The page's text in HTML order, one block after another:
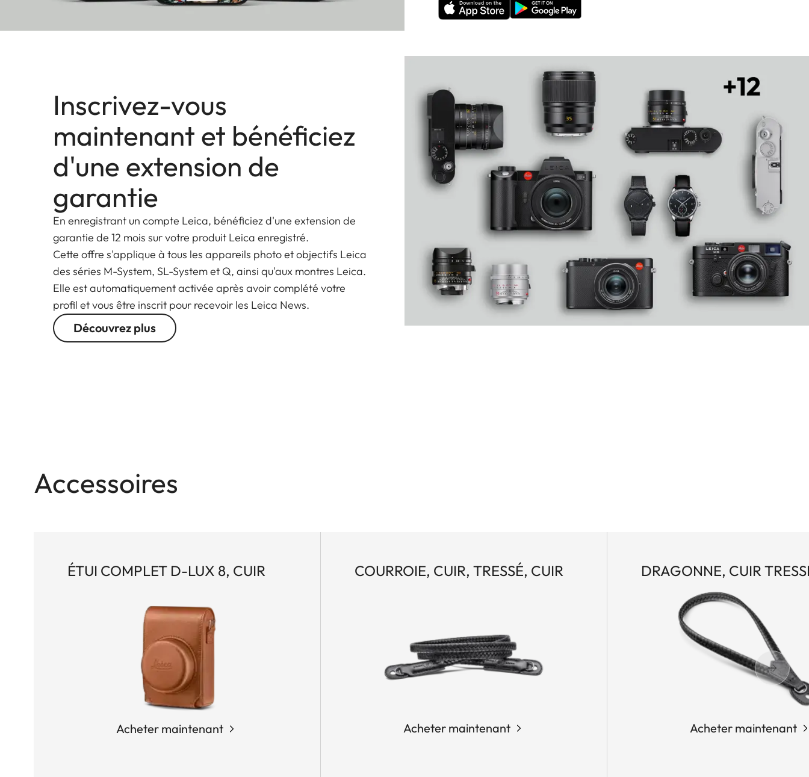
Inscrivez-vous
maintenant et bénéficiez
d'une extension de
garantie
En enregistrant un compte Leica, bénéficiez d'une extension de
garantie de 12 mois sur votre produit Leica enregistré.
Cette offre s'applique à tous les appareils photo et objectifs Leica
des séries M-System, SL-System et Q, ainsi qu'aux montres Leica.
Elle est automatiquement activée après avoir complété votre
profil et vous être inscrit pour recevoir les Leica News.
Découvrez plus
Accessoires
ÉTUI COMPLET D-LUX 8, CUIR
Acheter maintenant
COURROIE, CUIR, TRESSÉ, CUIR
Acheter maintenant
DRAGONNE, CUIR
Acheter maintenant